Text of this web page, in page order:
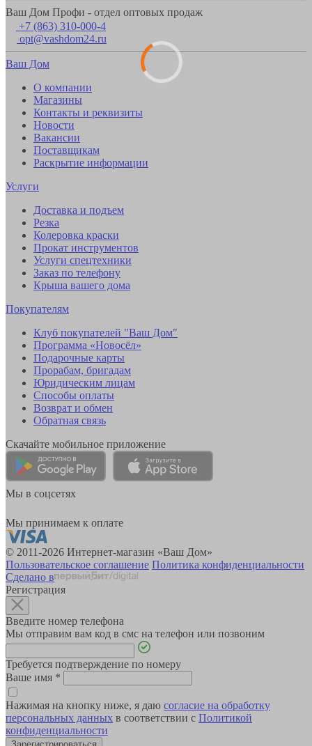
Ваш Дом Профи - отдел оптовых продаж
+7 (863) 310-000-4
opt@vashdom24.ru
Ваш Дом
О компании
Магазины
Контакты и реквизиты
Новости
Вакансии
Поставщикам
Раскрытие информации
Услуги
Доставка и подъем
Резка
Колеровка краски
Прокат инструментов
Услуги спецтехники
Заказ по телефону
Крыша вашего дома
Покупателям
Клуб покупателей "Ваш Дом"
Программа «Новосёл»
Подарочные карты
Прорабам, бригадам
Юридическим лицам
Способы оплаты
Возврат и обмен
Обратная связь
Скачайте мобильное приложение
Мы в соцсетях
Мы принимаем к оплате
© 2011-2026 Интернет-магазин «Ваш Дом»
Пользовательское соглашение Политика конфиденциальности
Сделано в
Регистрация
Введите номер телефона
Мы отправим вам код в смс на телефон или позвоним
Требуется подтверждение по номеру
Ваше имя *
Нажимая на кнопку ниже, я даю согласие на обработку
персональных данных в соответствии с Политикой
конфиденциальности